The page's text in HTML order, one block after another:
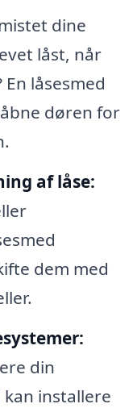
dine
låst, når
låsesmed
døren for
af låse:
dem med
din
kan installere